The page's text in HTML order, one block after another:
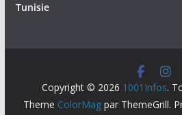
Tunisie
Copyright © 2026 1001Infos.
Theme ColorMagpar ThemeGrill.